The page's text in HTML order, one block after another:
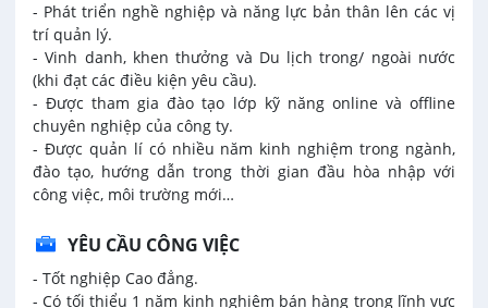
- Phát triển nghề nghiệp và năng lực bản thân lên các vị
trí quản lý.
- Vinh danh, khen thưởng và Du lịch trong/ ngoài nước
(khi đạt các điều kiện yêu cầu).
- Được tham gia đào tạo lớp kỹ năng online và offline
chuyên nghiệp của công ty.
- Được quản lí có nhiều năm kinh nghiệm trong ngành,
đào tạo, hướng dẫn trong thời gian đầu hòa nhập với
công việc, môi trường mới…
YÊU CẦU CÔNG VIỆC
- Tốt nghiệp Cao đẳng.
- Có tối thiểu 1 năm kinh nghiệm bán hàng trong lĩnh vực